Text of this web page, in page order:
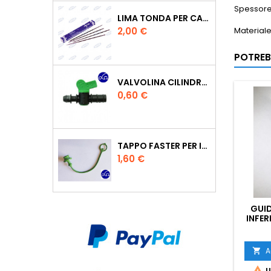
LIMA TONDA PER CATENA MOTOSEGA VALLORBE 3/16
Prezzo
2,00 €
VALVOLINA CILINDRO DI DERIVAZIONE CON PORTAGOMMA IN POLIPROPILENE- Ø MM.16
Prezzo
0,60 €
TAPPO FASTER PER INNESTO RAPIDO FEMMINA DA 1/2" COLORE VERDE
Prezzo
1,60 €
